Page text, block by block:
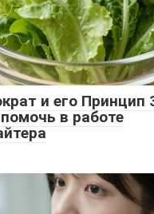
и его Принцип
в работе